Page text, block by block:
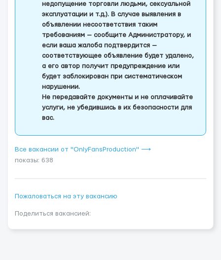
недопущение торговли людьми, сексуальной
эксплуатации и т.д.). В случае выявления в
объявлении несоответствия таким
требованиям — сообщите Администратору, и
если ваша жалоба подтвердится —
соответствующее объявление будет удалено,
а его автор получит предупреждение или
будет заблокирован при систематическом
нарушении.
Не передавайте документы и не оплачивайте
услуги, не убедившись в их безопасности для
вас.
Все вакансии от "OnlyFansProduction" ⟶
показы: 638
Пожаловаться на эту вакансию
Поделиться вакансией: